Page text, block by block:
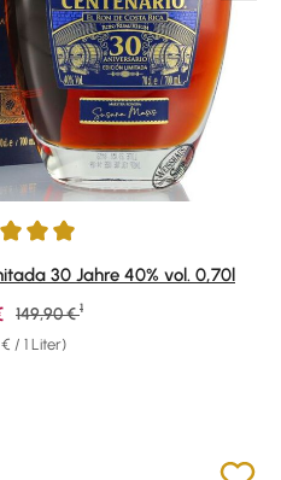
von 4.92 von 5 Sternen
30 Jahre 40% vol. 0,70l
€ / 1 Liter)
Verkaufspreis:
Regulärer Preis:
149,90 € 1